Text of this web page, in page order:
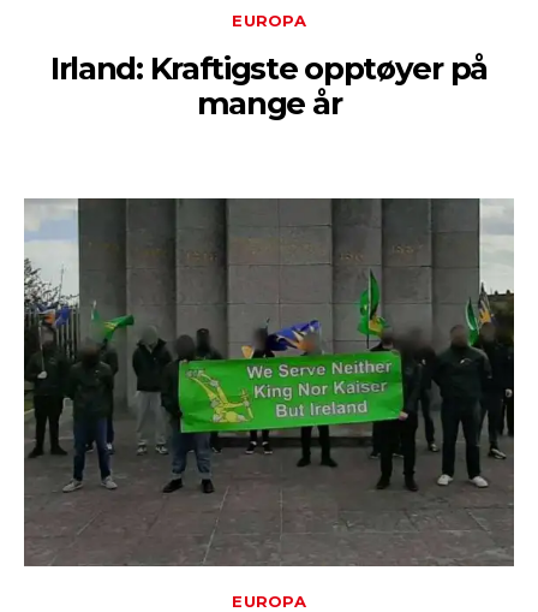
EUROPA
Irland: Kraftigste opptøyer på
mange år
EUROPA